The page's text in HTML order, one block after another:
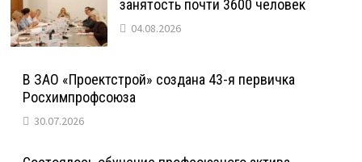
занятость почти 3600 человек
04.08.2026
В ЗАО «Проектстрой» создана 43-я первичка
Росхимпрофсоюза
30.07.2026